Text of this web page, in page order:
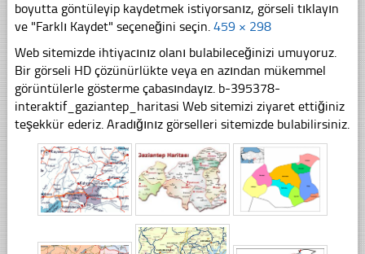
boyutta göntüleyip kaydetmek istiyorsanız, görseli tıklayın
ve "Farklı Kaydet" seçeneğini seçin. 459 × 298
Web sitemizde ihtiyacınız olanı bulabileceğinizi umuyoruz.
Bir görseli HD çözünürlükte veya en azından mükemmel
görüntülerle gösterme çabasındayız. b-395378-
interaktif_gaziantep_haritasi Web sitemizi ziyaret ettiğiniz
teşekkür ederiz. Aradığınız görselleri sitemizde bulabilirsiniz.